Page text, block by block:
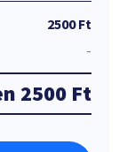
2500 Ft
-
2500 Ft